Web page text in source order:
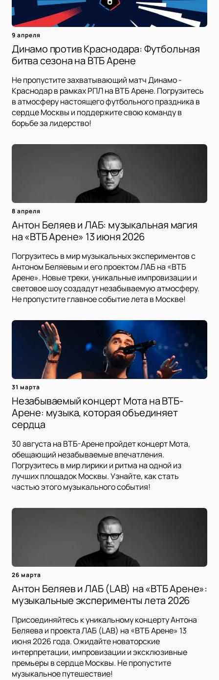
9 апреля
Динамо против Краснодара: Футбольная
битва сезона на ВТБ Арене
Не пропустите захватывающий матч Динамо -
Краснодар в рамках РПЛ на ВТБ Арене. Погрузитесь
в атмосферу настоящего футбольного праздника в
сердце Москвы и поддержите свою команду в
борьбе за лидерство!
8 апреля
Антон Беляев и ЛАБ: музыкальная магия
на «ВТБ Арене» 13 июня 2026
Погрузитесь в мир музыкальных экспериментов с
Антоном Беляевым и его проектом ЛАБ на «ВТБ
Арене». Новые треки, уникальные импровизации и
световое шоу создадут незабываемую атмосферу.
Не пропустите главное событие лета в Москве!
31 марта
Незабываемый концерт Мота на ВТБ-
Арене: музыка, которая объединяет
сердца
30 августа на ВТБ-Арене пройдет концерт Мота,
обещающий незабываемые впечатления.
Погрузитесь в мир лирики и ритма на одной из
лучших площадок Москвы. Узнайте, как стать
частью этого музыкального события!
26 марта
Антон Беляев и ЛАБ (LAB) на «ВТБ Арене»:
музыкальные эксперименты лета 2026
Присоединяйтесь к уникальному концерту Антона
Беляева и проекта ЛАБ (LAB) на «ВТБ Арене» 13
июня 2026 года. Ожидайте новаторские
интерпретации, импровизации и эксклюзивные
премьеры в сердце Москвы. Не пропустите
музыкальное путешествие!